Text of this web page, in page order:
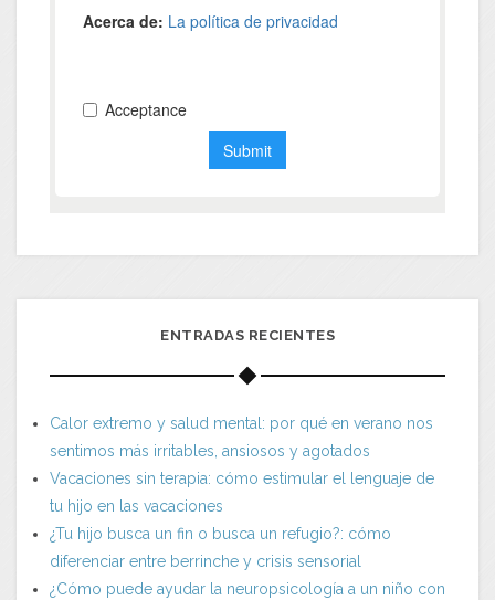
ENTRADAS RECIENTES
Calor extremo y salud mental: por qué en verano nos
sentimos más irritables, ansiosos y agotados
Vacaciones sin terapia: cómo estimular el lenguaje de
tu hijo en las vacaciones
¿Tu hijo busca un fin o busca un refugio?: cómo
diferenciar entre berrinche y crisis sensorial
¿Cómo puede ayudar la neuropsicología a un niño con